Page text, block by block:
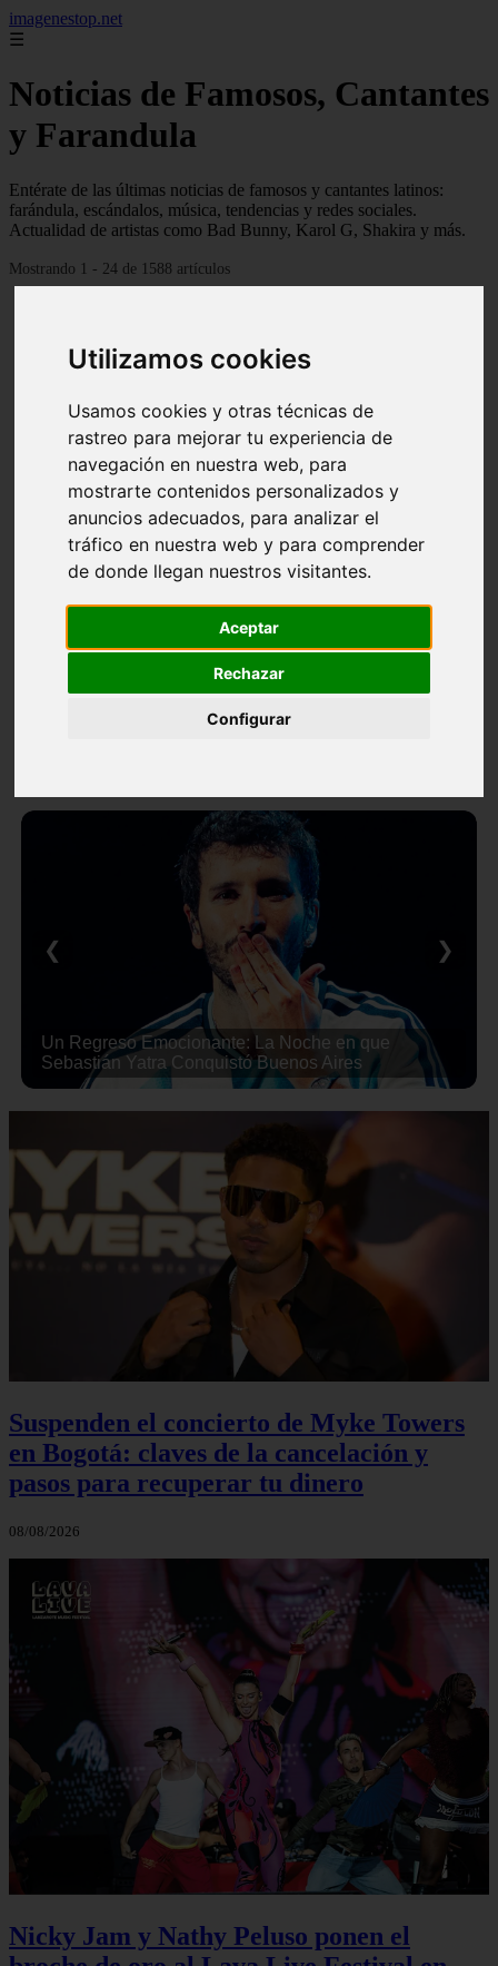
Utilizamos cookies
Usamos cookies y otras técnicas de
rastreo para mejorar tu experiencia de
navegación en nuestra web, para
mostrarte contenidos personalizados y
anuncios adecuados, para analizar el
tráfico en nuestra web y para comprender
de donde llegan nuestros visitantes.
Aceptar
Rechazar
Configurar
imagenestop.net
☰
Noticias de Famosos, Cantantes
y Farandula
Entérate de las últimas noticias de famosos y cantantes latinos:
farándula, escándalos, música, tendencias y redes sociales.
Actualidad de artistas como Bad Bunny, Karol G, Shakira y más.
Mostrando 1 - 24 de 1588 artículos
Un Regreso Emocionante: La Noche en que
Sebastián Yatra Conquistó Buenos Aires
❮ ❯
Suspenden el concierto de Myke Towers
en Bogotá: claves de la cancelación y
pasos para recuperar tu dinero
08/08/2026
Nicky Jam y Nathy Peluso ponen el